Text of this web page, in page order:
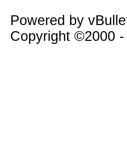
Powered by
Copyright ©2000